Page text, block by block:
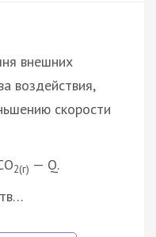
внешних
воздействия,
скорости
2(г) — Q.